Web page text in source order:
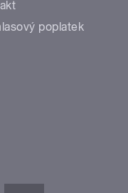
poplatek